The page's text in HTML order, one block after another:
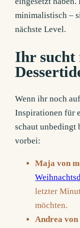
minimalistisch –
nächste Level.
Ihr sucht
Wenn ihr noch
Inspirationen für
schaut unbedingt
vorbei:
Maja von
letzter
möchten.
Andrea